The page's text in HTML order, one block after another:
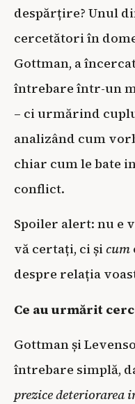
despărțire? Unul
cercetători în
Gottman, a
întrebare într-un
– ci urmărind
analizând cum
chiar cum le bate
conflict.
Spoiler alert: nu e
vă certați, ci șicum
despre relația
Ce au urmărit
Gottman și
întrebare simplă,
prezice